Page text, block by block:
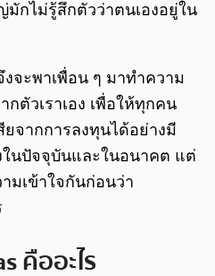
กไม่รู้สึกตัวว่าตนเองอยู่ใน
จะพาเพื่อน ๆ มาทำความ
ตัวเราเอง เพื่อให้ทุกคน
จากการลงทุนได้อย่างมี
นปัจจุบันและในอนาคต แต่
มเข้าใจกันก่อนว่า
คืออะไร